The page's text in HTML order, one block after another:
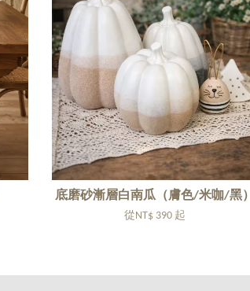
底磨砂漸層白南瓜（膚色/米咖/黑）
從 NT$ 390 起